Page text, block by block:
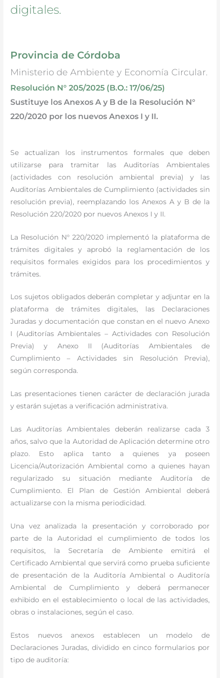
digitales.
Provincia de Córdoba
Ministerio de Ambiente y Economía Circular.
Resolución N° 205/2025 (B.O.: 17/06/25)
Sustituye los Anexos A y B de la Resolución N°
220/2020 por los nuevos Anexos I y II.
Se actualizan los instrumentos formales que deben
utilizarse para tramitar las Auditorías Ambientales
(actividades con resolución ambiental previa) y las
Auditorías Ambientales de Cumplimiento (actividades sin
resolución previa), reemplazando los Anexos A y B de la
Resolución 220/2020 por nuevos Anexos I y II.
La Resolución N° 220/2020 implementó la plataforma de
trámites digitales y aprobó la reglamentación de los
requisitos formales exigidos para los procedimientos y
trámites.
Los sujetos obligados deberán completar y adjuntar en la
plataforma de trámites digitales, las Declaraciones
Juradas y documentación que constan en el nuevo Anexo
I (Auditorías Ambientales – Actividades con Resolución
Previa) y Anexo II (Auditorías Ambientales de
Cumplimiento – Actividades sin Resolución Previa),
según corresponda.
Las presentaciones tienen carácter de declaración jurada
y estarán sujetas a verificación administrativa.
Las Auditorías Ambientales deberán realizarse cada 3
años, salvo que la Autoridad de Aplicación determine otro
plazo. Esto aplica tanto a quienes ya poseen
Licencia/Autorización Ambiental como a quienes hayan
regularizado su situación mediante Auditoría de
Cumplimiento. El Plan de Gestión Ambiental deberá
actualizarse con la misma periodicidad.
Una vez analizada la presentación y corroborado por
parte de la Autoridad el cumplimiento de todos los
requisitos, la Secretaría de Ambiente emitirá el
Certificado Ambiental que servirá como prueba suficiente
de presentación de la Auditoría Ambiental o Auditoría
Ambiental de Cumplimiento y deberá permanecer
exhibido en el establecimiento o local de las actividades,
obras o instalaciones, según el caso.
Estos nuevos anexos establecen un modelo de
Declaraciones Juradas, dividido en cinco formularios por
tipo de auditoría: